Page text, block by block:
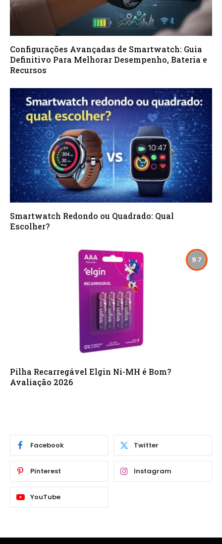
Configurações Avançadas de Smartwatch: Guia
Definitivo Para Melhorar Desempenho, Bateria e
Recursos
Smartwatch Redondo ou Quadrado: Qual
Escolher?
9.7
Pilha Recarregável Elgin Ni-MH é Bom?
Avaliação 2026
Facebook Twitter
Pinterest Instagram
YouTube